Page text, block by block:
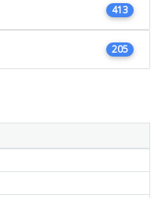
413
205